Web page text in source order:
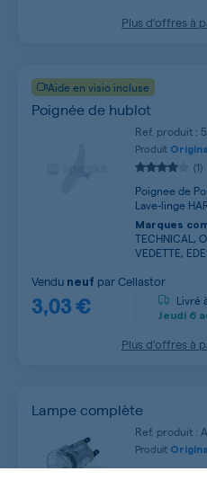
Plus d’offres à
Aide en visio incluse
Poignée de hublot
Ref. produit :
Produit Original
(1)
Poignee de
Lave-linge
Marques
TECHNICAL,
VEDETTE,
3,03 €
Vendu neuf parCellastor
Livré
Jeudi 6
Plus d’offres à
Lampe complète
Ref. produit :
Produit Original
Ampoule -